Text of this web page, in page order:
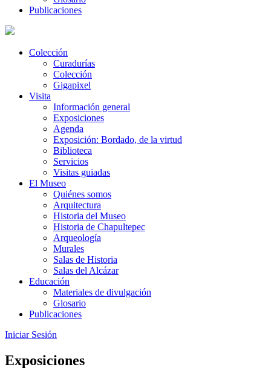
Publicaciones
Colección
Curadurías
Colección
Gigapixel
Visita
Información general
Exposiciones
Agenda
Exposición: Bordado, de la virtud
Biblioteca
Servicios
Visitas guiadas
El Museo
Quiénes somos
Arquitectura
Historia del Museo
Historia de Chapultepec
Arqueología
Murales
Salas de Historia
Salas del Alcázar
Educación
Materiales de divulgación
Glosario
Publicaciones
Iniciar Sesión
Exposiciones